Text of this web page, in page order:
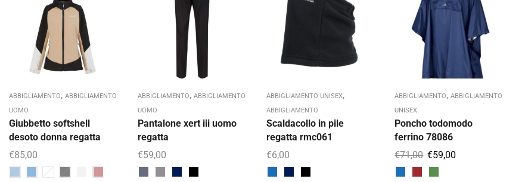
ABBIGLIAMENTO,ABBIGLIAMENTO
UOMO
Giubbetto softshell
desoto donna regatta
€85,00
ABBIGLIAMENTO, ABBIGLIAMENTO
UOMO
Pantalone xert iii uomo
regatta
€59,00
ABBIGLIAMENTO UNISEX,
ABBIGLIAMENTO
Scaldacollo in pile
regatta rmc061
€6,00
ABBIGLIAMENTO,ABBIGLIAMENTO
UNISEX
Poncho todomodo
ferrino 78086
€71,00 €59,00